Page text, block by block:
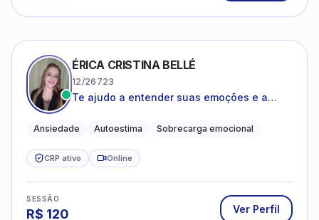
ÉRICA CRISTINA BELLÉ
12/26723
Te ajudo a entender suas emoções e a
que você está vivendo
Ansiedade Autoestima Sobrecarga emocional
CRP ativo Online
SESSÃO
R$ 120 Ver Perfil